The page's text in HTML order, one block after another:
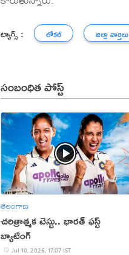
ట్యాగ్స్ : లోకల్ జిల్లా వార్తలు
సంబంధిత పోస్ట్
తెలంగాణ
చరిత్రాత్మక టెస్టు.. భారత్‌ ఫస్ట్‌
బ్యాటింగ్‌
Jul 10, 2026, 17:07 IST